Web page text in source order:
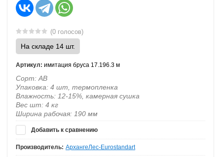
(0 голосов)
На складе 14 шт.
Артикул: имитация бруса 17.196.3 м
Сорт: АВ
Упаковка: 4 шт, термопленка
Влажность: 12-15%, камерная сушка
Вес шт: 4 кг
Ширина рабочая: 190 мм
Добавить к сравнению
Производитель: АрхангеЛес-Eurostandart